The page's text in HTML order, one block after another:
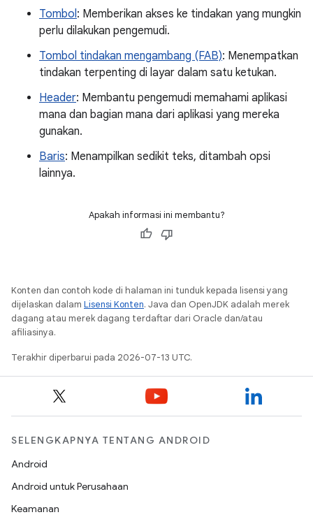
Tombol: Memberikan akses ke tindakan yang mungkin
perlu dilakukan pengemudi.
Tombol tindakan mengambang (FAB): Menempatkan
tindakan terpenting di layar dalam satu ketukan.
Header: Membantu pengemudi memahami aplikasi
mana dan bagian mana dari aplikasi yang mereka
gunakan.
Baris: Menampilkan sedikit teks, ditambah opsi
lainnya.
Apakah informasi ini membantu?
Konten dan contoh kode di halaman ini tunduk kepada lisensi yang
dijelaskan dalam Lisensi Konten. Java dan OpenJDK adalah merek
dagang atau merek dagang terdaftar dari Oracle dan/atau
afiliasinya.
Terakhir diperbarui pada 2026-07-13 UTC.
SELENGKAPNYA TENTANG ANDROID
Android
Android untuk Perusahaan
Keamanan